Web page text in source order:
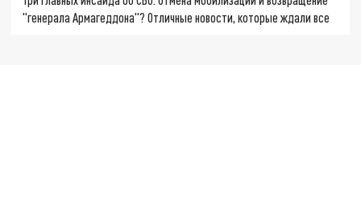
"генерала Армагеддона"? Отличные новости, которые ждали все